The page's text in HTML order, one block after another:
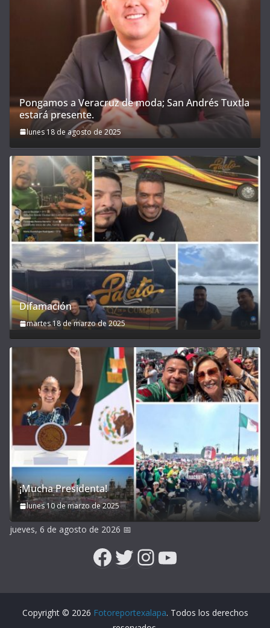
Pongamos a Veracruz de moda; San Andrés Tuxtla
estará presente.
lunes 18 de agosto de 2025
Difamación
martes 18 de marzo de 2025
¡Mucha Presidenta!
lunes 10 de marzo de 2025
jueves, 6 de agosto de 2026 📅
Facebook
Twitter
Instagram
YouTube
Copyright © 2026 Fotoreportexalapa. Todos los derechos